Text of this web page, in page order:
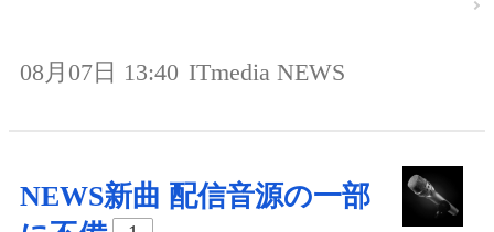
08月07日 13:40 ITmedia NEWS
NEWS新曲 配信音源の一部